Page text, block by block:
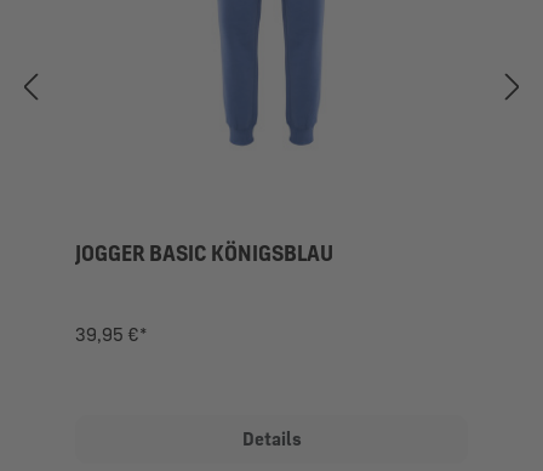
JOGGER BASIC KÖNIGSBLAU
39,95 €*
Details